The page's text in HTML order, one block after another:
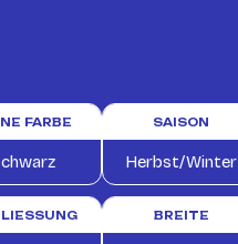
FARBE SAISON
Herbst/Winter
BREITE